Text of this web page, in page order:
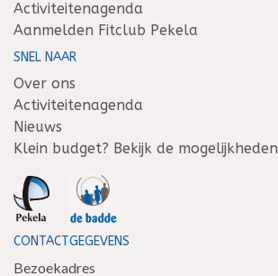
Activiteitenagenda
Aanmelden Fitclub Pekela
SNEL NAAR
Over ons
Activiteitenagenda
Nieuws
Klein budget? Bekijk de mogelijkheden
CONTACTGEGEVENS
Bezoekadres